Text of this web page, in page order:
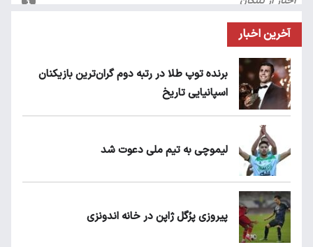
آخرین اخبار
برنده توپ طلا در رتبه دوم گران‌ترین بازیکنان
اسپانیایی تاریخ
لیموچی به تیم ملی دعوت شد
پیروزی پرُگل ژاپن در خانه اندونزی